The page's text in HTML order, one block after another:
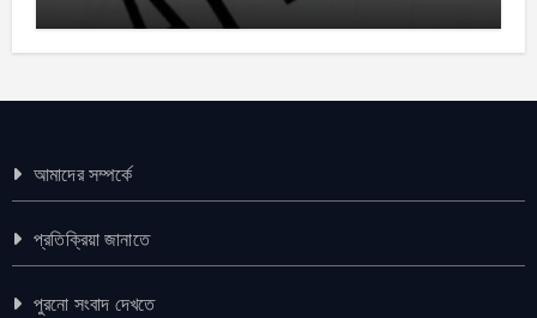
আমাদের সম্পর্কে
প্রতিক্রিয়া জানাতে
পুরনো সংবাদ দেখতে